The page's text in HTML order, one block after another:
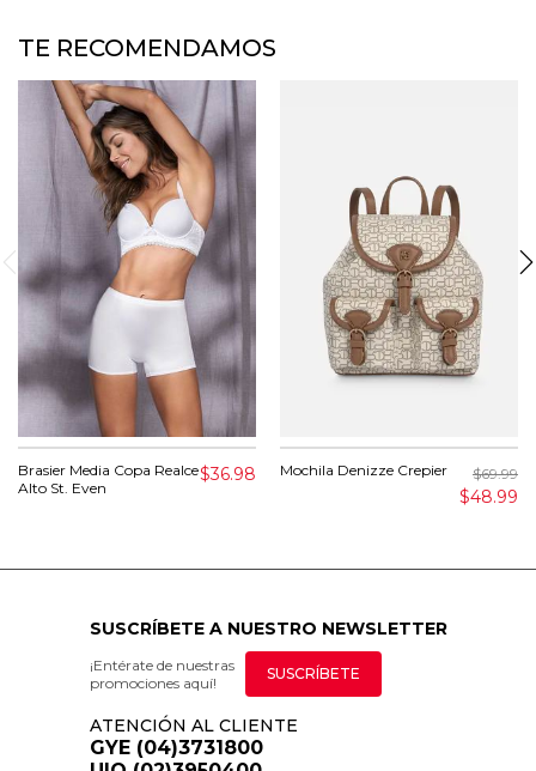
TE RECOMENDAMOS
Brasier Media Copa Realce
Alto St. Even
$36.98 Mochila Denizze Crepier $69.99
$48.99
SUSCRÍBETE A NUESTRO NEWSLETTER
¡Entérate de nuestras
promociones aquí!
SUSCRÍBETE
ATENCIÓN AL CLIENTE
GYE (04)3731800